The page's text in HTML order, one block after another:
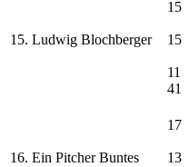
15. Ludwig Blochberger
15
15
11
41
16. Ein Pitcher Buntes
17
13